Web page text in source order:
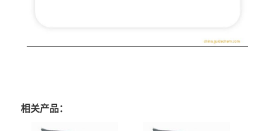
相关产品：